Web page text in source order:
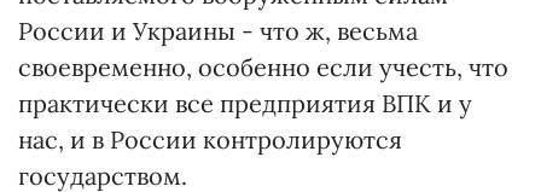
России и Украины - что ж, весьма
своевременно, особенно если учесть, что
практически все предприятия ВПК и у
нас, и в России контролируются
государством.